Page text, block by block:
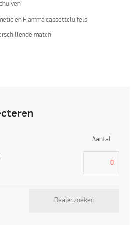
en Fiamma cassetteluifels
maten
Aantal
Dealer zoeken